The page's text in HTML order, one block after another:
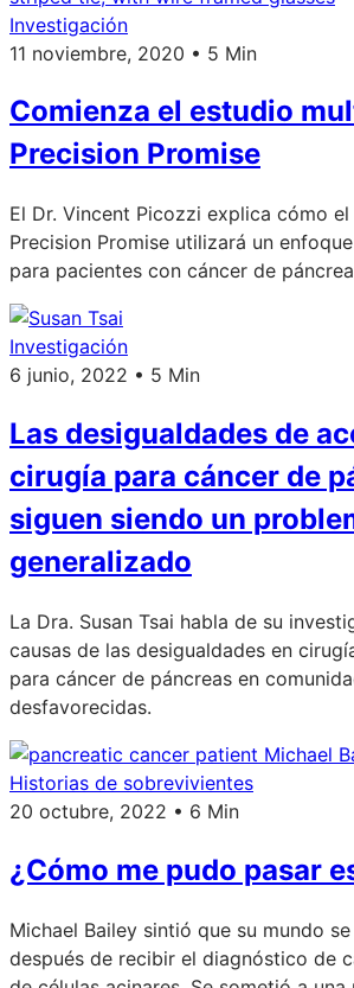
Investigación
11 noviembre, 2020 • 5 Min
Comienza el estudio
Precision Promise
El Dr. Vincent Picozzi explica cómo
Precision Promise utilizará un
para pacientes con cáncer de
Investigación
6 junio, 2022 • 5 Min
Las desigualdades de
cirugía para cáncer de
siguen siendo un
generalizado
La Dra. Susan Tsai habla de su
causas de las desigualdades en
para cáncer de páncreas en
desfavorecidas.
Historias de sobrevivientes
20 octubre, 2022 • 6 Min
¿Cómo me pudo pasar
Michael Bailey sintió que su mundo
después de recibir el diagnóstico de